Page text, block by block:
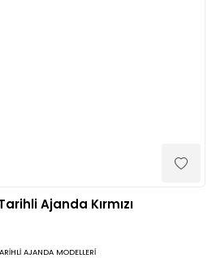
Ajanda Kırmızı
AJANDA MODELLERİ